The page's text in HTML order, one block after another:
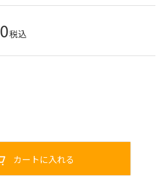
税込
カートに入れる